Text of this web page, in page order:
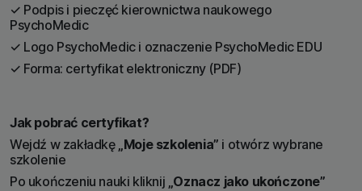
✓ Podpis i pieczęć kierownictwa naukowego
PsychoMedic
✓ Logo PsychoMedic i oznaczenie PsychoMedic EDU
✓ Forma: certyfikat elektroniczny (PDF)
Jak pobrać certyfikat?
Wejdź w zakładkę „Moje szkolenia” i otwórz wybrane
szkolenie
Po ukończeniu nauki kliknij „Oznacz jako ukończone”